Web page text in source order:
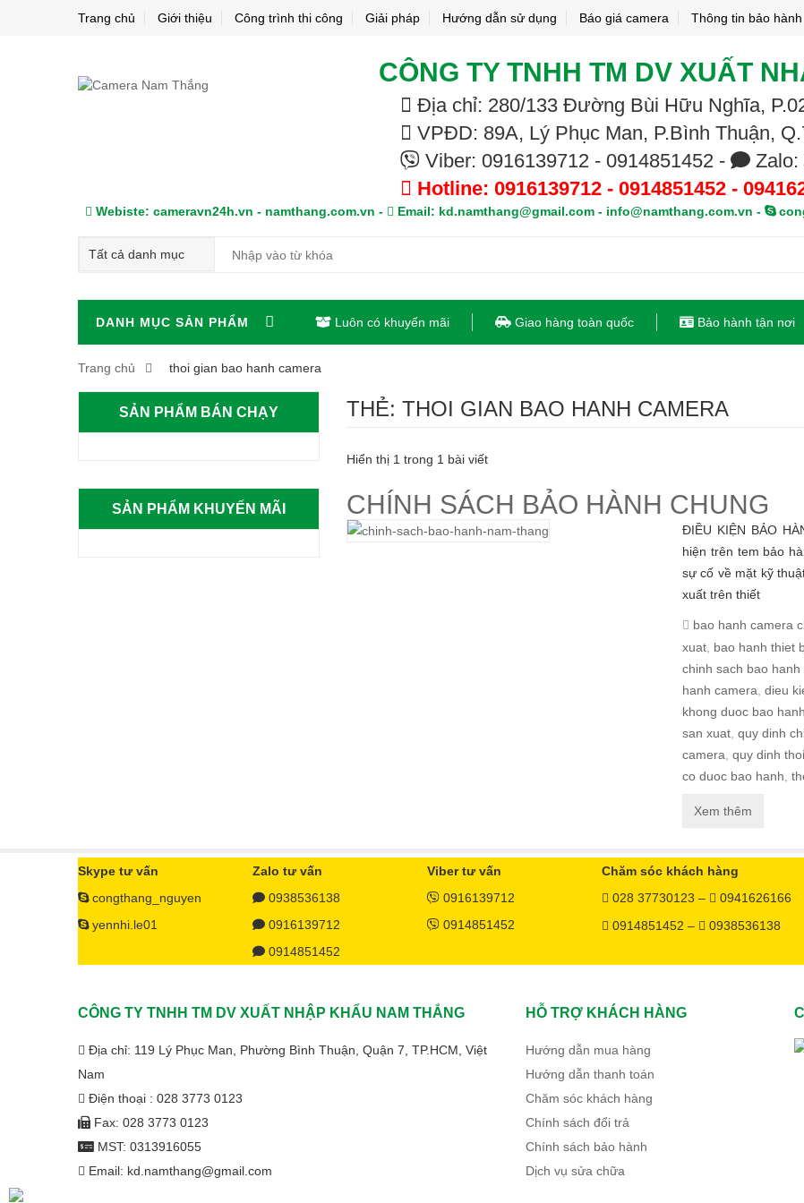
Trang chủ Giới thiệu Công trình thi công Giải pháp Hướng dẫn sử dụng Báo giá camera Thông tin bảo hành
CÔNG TY TNHH TM DV XUẤT
Địa chỉ: 280/133 Đường Bùi Hữu Nghĩa,
VPĐD: 89A, Lý Phục Man, P.Bình Thuận,
Viber: 0916139712 - 0914851452 -
Zalo:
Hotline: 0916139712 - 0914851452 -
Webiste: cameravn24h.vn - namthang.com.vn - Email: kd.namthang@gmail.com - info@namthang.com.vn -
DANH MỤC SẢN PHẨM Luôn có khuyến mãi Giao hàng toàn quốc Bảo hành tận nơi
Trang chủ thoi gian bao hanh camera
THẺ: THOI GIAN BAO HANH CAMERA
Hiển thị 1 trong 1 bài viết
CHÍNH SÁCH BẢO HÀNH CHUNG
ĐIỀU KIỆN BẢO
hiện trên tem bảo
sự cố về mặt kỹ
xuất trên thiết
bao hanh camera
xuat bao hanh thiet
chinh sach bao
hanh camera dieu
khong duoc bao hanh
san xuat quy dinh
camera quy dinh
co duoc bao hanh
Xem thêm
SẢN PHẨM BÁN CHẠY
SẢN PHẨM KHUYẾN MÃI
Skype tư vấn
congthang_nguyen
yennhi.le01
Zalo tư vấn
0938536138
0916139712
0914851452
Viber tư vấn
0916139712
0914851452
Chăm sóc khách hàng
028 37730123 –
0941626166
0914851452 –
0938536138
CÔNG TY TNHH TM DV XUẤT NHẬP KHẨU NAM THẮNG
Địa chỉ: 119 Lý Phục Man, Phường Bình Thuận, Quận 7, TP.HCM, Việt
Nam
Điện thoại : 028 3773 0123
Fax: 028 3773 0123
MST: 0313916055
Email: kd.namthang@gmail.com
HỖ TRỢ KHÁCH HÀNG
Hướng dẫn mua hàng
Hướng dẫn thanh toán
Chăm sóc khách hàng
Chính sách đổi trả
Chính sách bảo hành
Dịch vụ sửa chữa